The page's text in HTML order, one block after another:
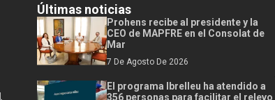
Últimas noticias
Prohens recibe al presidente y la
CEO de MAPFRE en el Consolat de
Mar
7 De Agosto De 2026
El programa Ibrelleu ha atendido a
356 personas para facilitar el relevo